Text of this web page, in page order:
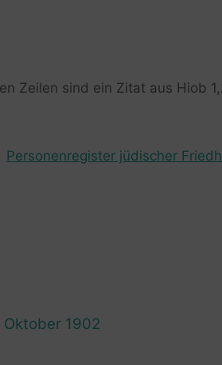
Zeilen sind ein Zitat aus Hiob
Personenregister jüdischer
Oktober 1902